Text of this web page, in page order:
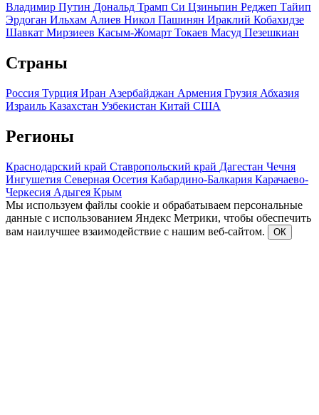
Владимир Путин Дональд Трамп Си Цзиньпин Реджеп Тайип
Эрдоган Ильхам Алиев Никол Пашинян Ираклий Кобахидзе
Шавкат Мирзиеев Касым-Жомарт Токаев Масуд Пезешкиан
Страны
Россия Турция Иран Азербайджан Армения Грузия Абхазия
Израиль Казахстан Узбекистан Китай США
Регионы
Краснодарский край Ставропольский край Дагестан Чечня
Ингушетия Северная Осетия Кабардино-Балкария Карачаево-
Черкесия Адыгея Крым
Мы используем файлы cookie и обрабатываем персональные
данные с использованием Яндекс Метрики, чтобы обеспечить
вам наилучшее взаимодействие с нашим веб-сайтом.
ОК